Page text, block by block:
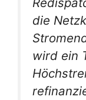
die
wird ein